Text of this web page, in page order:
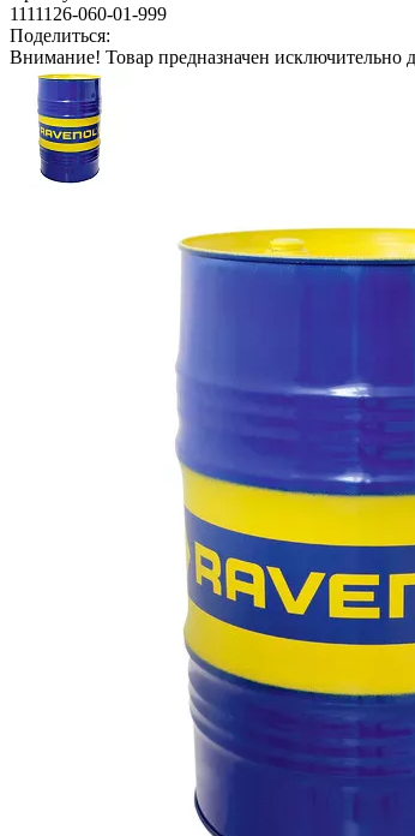
1111126-060-01-999
Поделиться:
Внимание! Товар предназначен